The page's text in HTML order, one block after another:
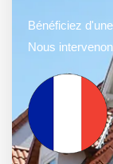
Bénéficiez
Nous